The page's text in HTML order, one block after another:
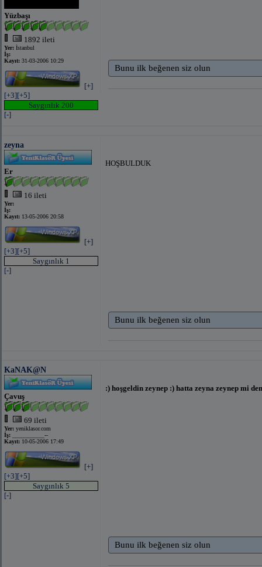
Yüzbaşı
1892 ileti
Yer: İstanbul
İş:
Kayıt: 31-03-2006 10:29
[+]
[+3][+5]
Saygınlık 200
[-]
Bunu ilk beğenen siz olun
zeyna
Er
16 ileti
Yer:
İş:
Kayıt: 13-05-2006 20:58
[+]
[+3][+5]
Saygınlık 1
[-]
HOŞBULDUK
Bunu ilk beğenen siz olun
KaNAK@N
Çavuş
69 ileti
Yer: yeniklasor.com
İş: ___________--
Kayıt: 10-05-2006 17:49
[+]
[+3][+5]
Saygınlık 5
[-]
:) hoşgeldin zeynep :) hatta zeyna zeynep mi
Bunu ilk beğenen siz olun